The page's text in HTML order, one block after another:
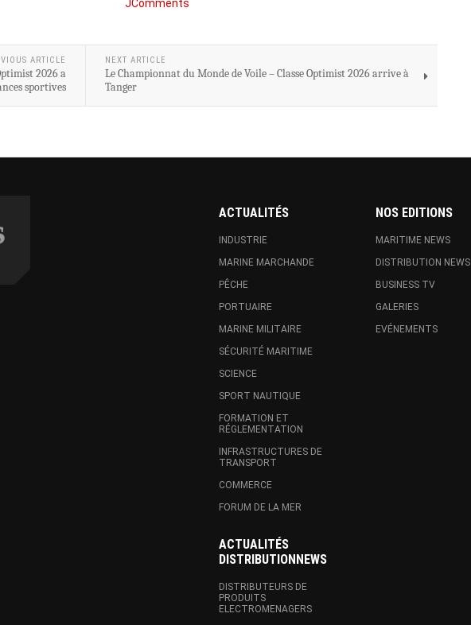
JComments
ARTICLE
2026 a
sportives
NEXT ARTICLE
Le Championnat du Monde de Voile – Classe Optimist 2026 arrive à
Tanger
ACTUALITÉS
INDUSTRIE
MARINE MARCHANDE
PÊCHE
PORTUAIRE
MARINE MILITAIRE
SÉCURITÉ MARITIME
SCIENCE
SPORT NAUTIQUE
FORMATION ET
RÉGLEMENTATION
INFRASTRUCTURES DE
TRANSPORT
COMMERCE
FORUM DE LA MER
ACTUALITÉS
DISTRIBUTIONNEWS
DISTRIBUTEURS DE
PRODUITS
ELECTROMENAGERS
NOS EDITIONS
MARITIME NEWS
DISTRIBUTION NEWS
BUSINESS TV
GALERIES
EVÉNEMENTS